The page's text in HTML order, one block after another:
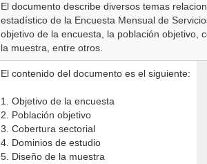
El documento describe diversos temas
estadístico de la Encuesta Mensual de
objetivo de la encuesta, la población objetivo,
la muestra, entre otros.
El contenido del documento es el siguiente:
1. Objetivo de la encuesta
2. Población objetivo
3. Cobertura sectorial
4. Dominios de estudio
5. Diseño de la muestra